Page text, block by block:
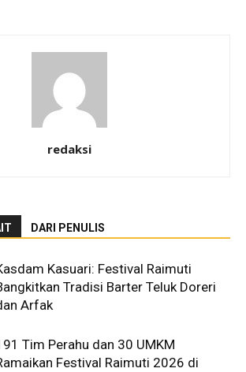
redaksi
DARI PENULIS
Kasuari: Festival Raimuti
Tradisi Barter Teluk Doreri
Arfak
Tim Perahu dan 30 UMKM
Festival Raimuti 2026 di